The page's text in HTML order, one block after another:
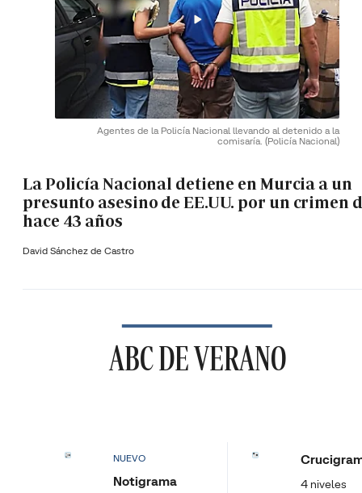
Agentes de la Policía Nacional llevando al detenido a la
comisaría. (Policía Nacional)
La Policía Nacional detiene en Murcia a un
presunto asesino de EE.UU. por un crimen
hace 43 años
David Sánchez de Castro
ABC DE VERANO
NUEVO
Notigrama 4 niveles